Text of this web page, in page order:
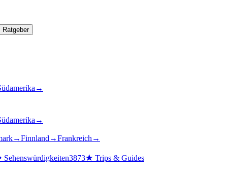
Ratgeber
→
→
→Finnland →Frankreich →
Sehenswürdigkeiten3873★ Trips & Guides